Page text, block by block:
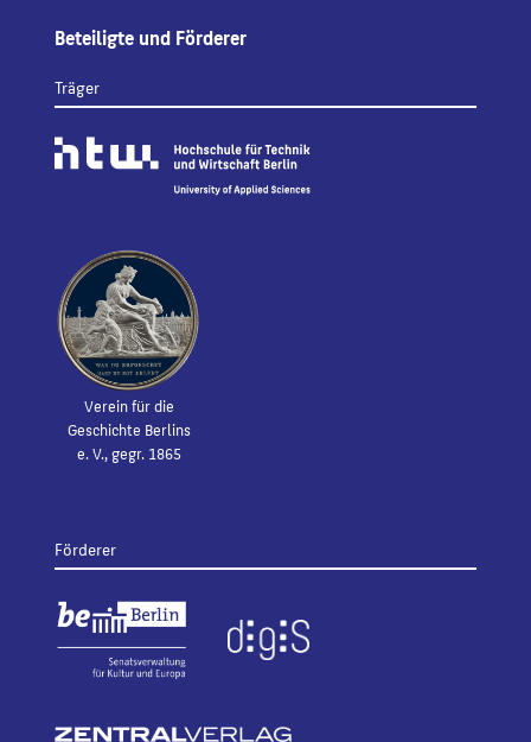
Beteiligte und Förderer
Träger
Verein für die
Geschichte Berlins
e. V., gegr. 1865
Förderer